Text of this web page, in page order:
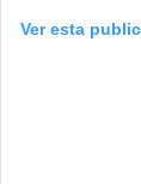
Ver esta